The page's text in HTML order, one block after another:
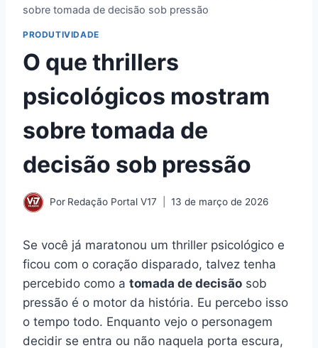
sobre tomada de decisão sob pressão
PRODUTIVIDADE
O que thrillers
psicológicos mostram
sobre tomada de
decisão sob pressão
Por Redação Portal V17 13 de março de 2026
Se você já maratonou um thriller psicológico e
ficou com o coração disparado, talvez tenha
percebido como a tomada de decisão sob
pressão é o motor da história. Eu percebo isso
o tempo todo. Enquanto vejo o personagem
decidir se entra ou não naquela porta escura,